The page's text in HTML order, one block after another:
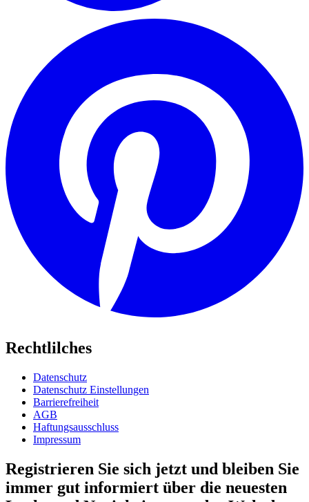
Rechtlilches
Datenschutz
Datenschutz Einstellungen
Barrierefreiheit
AGB
Haftungsausschluss
Impressum
Registrieren Sie sich jetzt und bleiben Sie
immer gut informiert über die neuesten